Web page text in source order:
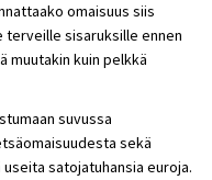
omaisuus siis
terveille sisaruksille ennen
muutakin kuin pelkkä
suvussa
sekä
satojatuhansia euroja.